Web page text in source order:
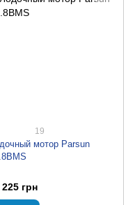
19
мотор Parsun
225 грн